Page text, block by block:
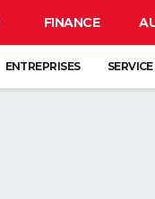
FINANCE
ENTREPRISES